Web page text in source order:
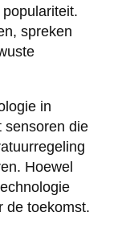
spreken
in
sensoren die
Hoewel
de toekomst.